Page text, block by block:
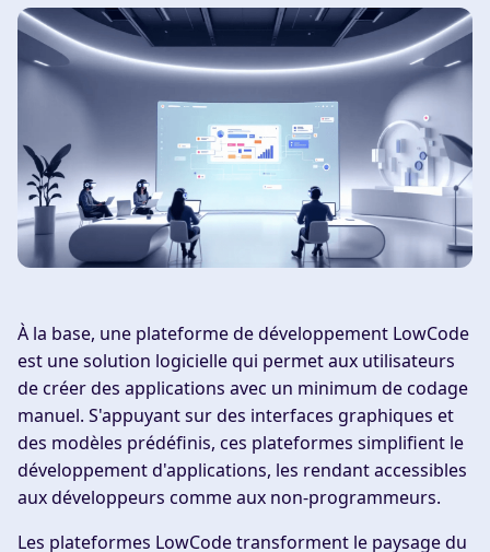
À la base, une plateforme de développement LowCode
est une solution logicielle qui permet aux utilisateurs
de créer des applications avec un minimum de codage
manuel. S'appuyant sur des interfaces graphiques et
des modèles prédéfinis, ces plateformes simplifient le
développement d'applications, les rendant accessibles
aux développeurs comme aux non-programmeurs.
Les plateformes LowCode transforment le paysage du